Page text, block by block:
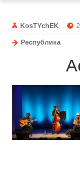
KosTYchEK
Республика